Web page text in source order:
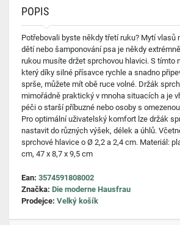
POPIS
Potřebovali byste někdy třetí ruku? Mytí vlasů
dětí nebo šamponování psa je někdy
rukou musíte držet sprchovou hlavici. S tímto
který díky silné přísavce rychle a snadno
sprše, můžete mít obě ruce volné. Držák
mimořádně praktický v mnoha situacích a je
péči o starší příbuzné nebo osoby s
Pro optimální uživatelský komfort lze držák
nastavit do různých výšek, délek a úhlů.
sprchové hlavice o Ø 2,2 a 2,4 cm. Materiál:
cm, 47 x 8,7 x 9,5 cm
Ean: 3574591808002
Značka: Die moderne Hausfrau
Prodejce: Velký košík